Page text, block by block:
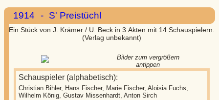
1914 - S' Preistüchl
Ein Stück von J. Krämer / U. Beck in 3 Akten mit 14 Schauspielern.
(Verlag unbekannt)
Bilder zum vergrößern
Schauspieler (alphabetisch):
Christian Bihler, Hans Fischer, Marie Fischer, Aloisia Fuchs,
Wilhelm König, Gustav Missenhardt, Anton Sirch